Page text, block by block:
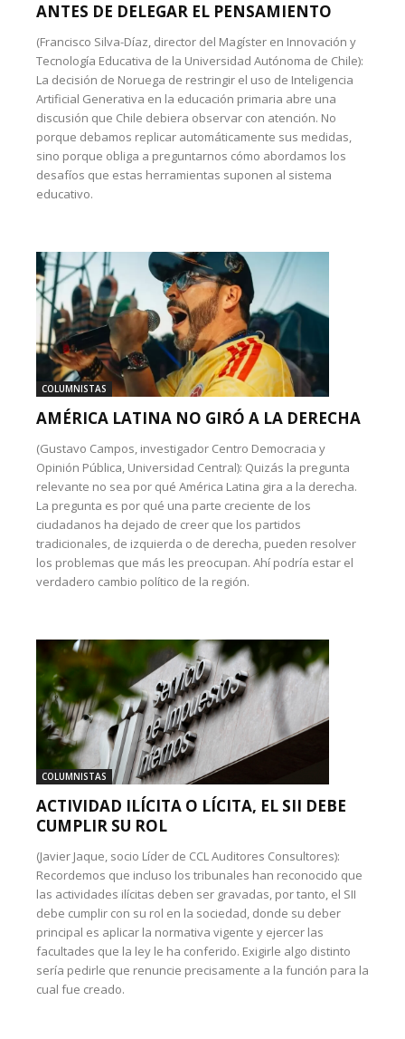
ANTES DE DELEGAR EL PENSAMIENTO
(Francisco Silva-Díaz, director del Magíster en Innovación y
Tecnología Educativa de la Universidad Autónoma de Chile):
La decisión de Noruega de restringir el uso de Inteligencia
Artificial Generativa en la educación primaria abre una
discusión que Chile debiera observar con atención. No
porque debamos replicar automáticamente sus medidas,
sino porque obliga a preguntarnos cómo abordamos los
desafíos que estas herramientas suponen al sistema
educativo.
COLUMNISTAS
AMÉRICA LATINA NO GIRÓ A LA DERECHA
(Gustavo Campos, investigador Centro Democracia y
Opinión Pública, Universidad Central): Quizás la pregunta
relevante no sea por qué América Latina gira a la derecha.
La pregunta es por qué una parte creciente de los
ciudadanos ha dejado de creer que los partidos
tradicionales, de izquierda o de derecha, pueden resolver
los problemas que más les preocupan. Ahí podría estar el
verdadero cambio político de la región.
COLUMNISTAS
ACTIVIDAD ILÍCITA O LÍCITA, EL SII DEBE
CUMPLIR SU ROL
(Javier Jaque, socio Líder de CCL Auditores Consultores):
Recordemos que incluso los tribunales han reconocido que
las actividades ilícitas deben ser gravadas, por tanto, el SII
debe cumplir con su rol en la sociedad, donde su deber
principal es aplicar la normativa vigente y ejercer las
facultades que la ley le ha conferido. Exigirle algo distinto
sería pedirle que renuncie precisamente a la función para la
cual fue creado.